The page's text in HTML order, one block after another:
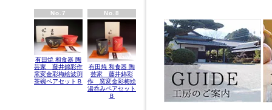
No.7
有田焼 和食器 陶
芸家 藤井錦彩作
窯変金彩梅絵波渕
茶碗ペアセットＢ
No.8
有田焼 和食器 陶
芸家 藤井錦彩
作 窯変金彩梅絵
湯呑みペアセット
Ｂ